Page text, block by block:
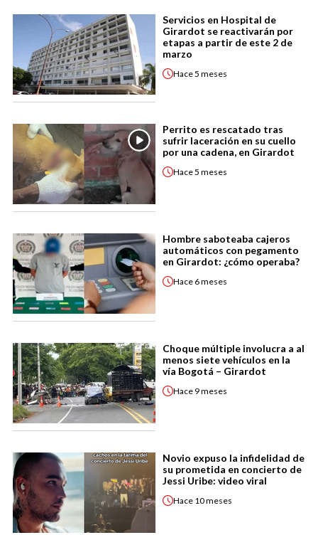
Servicios en Hospital de
Girardot se reactivarán por
etapas a partir de este 2 de
marzo
Hace5 meses
Perrito es rescatado tras
sufrir laceración en su cuello
por una cadena, en Girardot
Hace5 meses
Hombre saboteaba cajeros
automáticos con pegamento
en Girardot: ¿cómo operaba?
Hace 6 meses
Choque múltiple involucra a al
menos siete vehículos en la
vía Bogotá – Girardot
Hace 9 meses
Novio expuso la infidelidad de
su prometida en concierto de
Jessi Uribe: video viral
Hace 10 meses